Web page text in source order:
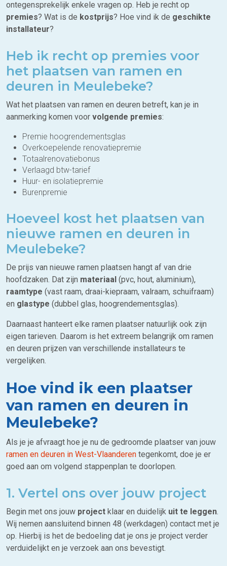
ontegensprekelijk enkele vragen op. Heb je recht op
premies? Wat is de kostprijs? Hoe vind ik de geschikte
installateur?
Heb ik recht op premies voor
het plaatsen van ramen en
deuren in Meulebeke?
Wat het plaatsen van ramen en deuren betreft, kan je in
aanmerking komen voor volgende premies:
Premie hoogrendementsglas
Overkoepelende renovatiepremie
Totaalrenovatiebonus
Verlaagd btw-tarief
Huur- en isolatiepremie
Burenpremie
Hoeveel kost het plaatsen van
nieuwe ramen en deuren in
Meulebeke?
De prijs van nieuwe ramen plaatsen hangt af van drie
hoofdzaken. Dat zijn materiaal (pvc, hout, aluminium),
raamtype (vast raam, draai-kiepraam, valraam, schuifraam)
en glastype (dubbel glas, hoogrendementsglas).
Daarnaast hanteert elke ramen plaatser natuurlijk ook zijn
eigen tarieven. Daarom is het extreem belangrijk om ramen
en deuren prijzen van verschillende installateurs te
vergelijken.
Hoe vind ik een plaatser
van ramen en deuren in
Meulebeke?
Als je je afvraagt hoe je nu de gedroomde plaatser van jouw
ramen en deuren in West-Vlaanderen tegenkomt, doe je er
goed aan om volgend stappenplan te doorlopen.
1. Vertel ons over jouw project
Begin met ons jouw project klaar en duidelijk uit te leggen.
Wij nemen aansluitend binnen 48 (werkdagen) contact met je
op. Hierbij is het de bedoeling dat je ons je project verder
verduidelijkt en je verzoek aan ons bevestigt.